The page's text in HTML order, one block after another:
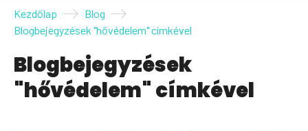
Kezdőlap
Blog
Blogbejegyzések "hővédelem" címkével
Blogbejegyzések
"hővédelem" címkével